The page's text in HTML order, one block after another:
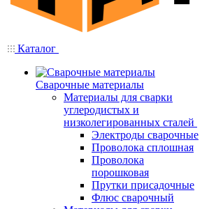
Каталог
Сварочные материалы
Материалы для сварки
углеродистых и
низколегированных сталей
Электроды сварочные
Проволока сплошная
Проволока
порошковая
Прутки присадочные
Флюс сварочный